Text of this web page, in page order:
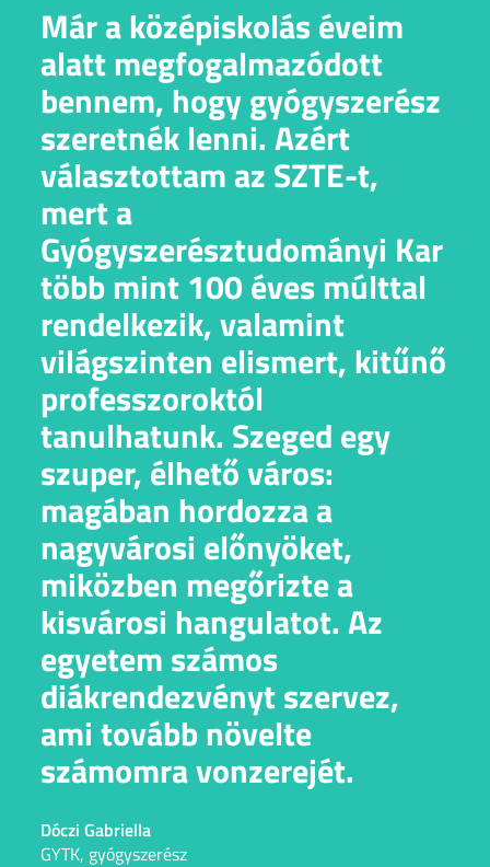
Már a középiskolás éveim
alatt megfogalmazódott
bennem, hogy gyógyszerész
szeretnék lenni. Azért
választottam az SZTE-t,
mert a
Gyógyszerésztudományi Kar
több mint 100 éves múlttal
rendelkezik, valamint
világszinten elismert, kitűnő
professzoroktól
tanulhatunk. Szeged egy
szuper, élhető város:
magában hordozza a
nagyvárosi előnyöket,
miközben megőrizte a
kisvárosi hangulatot. Az
egyetem számos
diákrendezvényt szervez,
ami tovább növelte
számomra vonzerejét.
Dóczi Gabriella
GYTK, gyógyszerész